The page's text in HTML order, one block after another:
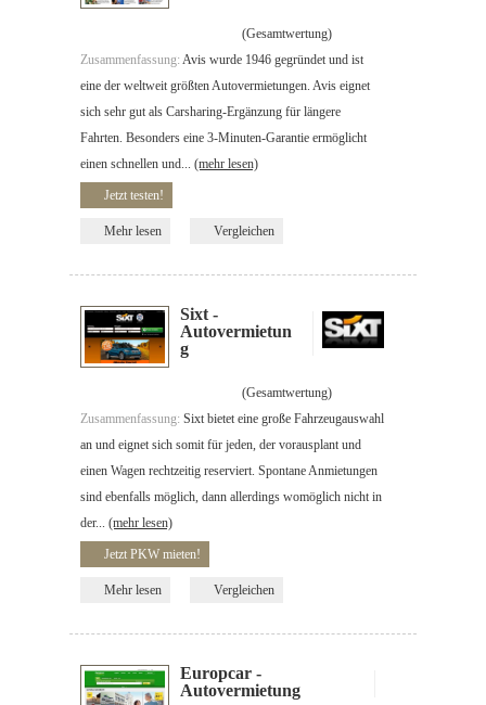
(Gesamtwertung)
Zusammenfassung: Avis wurde 1946 gegründet und ist
eine der weltweit größten Autovermietungen. Avis eignet
sich sehr gut als Carsharing-Ergänzung für längere
Fahrten. Besonders eine 3-Minuten-Garantie ermöglicht
einen schnellen und... (mehr lesen)
Jetzt testen!
Mehr lesen Vergleichen
Sixt -
Autovermietun
g
(Gesamtwertung)
Zusammenfassung: Sixt bietet eine große Fahrzeugauswahl
an und eignet sich somit für jeden, der vorausplant und
einen Wagen rechtzeitig reserviert. Spontane Anmietungen
sind ebenfalls möglich, dann allerdings womöglich nicht in
der... (mehr lesen)
Jetzt PKW mieten!
Mehr lesen Vergleichen
Europcar -
Autovermietung